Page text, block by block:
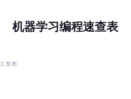
机器学习编程速查表
发布